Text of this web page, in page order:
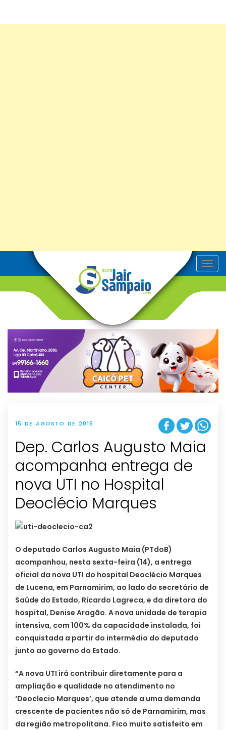
T
o
v
g
t
i
o
n
15 DE AGOSTO DE 2015
Dep. Carlos Augusto Maia
acompanha entrega de
nova UTI no Hospital
O deputado Carlos Augusto Maia (PTdoB)
acompanhou, nesta sexta-feira (14), a entrega
oficial da nova UTI do hospital Deoclécio Marques
de Lucena, em Parnamirim, ao lado do secretário de
Saúde do Estado, Ricardo Lagreca, e da diretora do
hospital, Denise Aragão. A nova unidade de terapia
intensiva, com 100% da capacidade instalada, foi
conquistada a partir do intermédio do deputado
junto ao governo do Estado.
“A nova UTI irá contribuir diretamente para a
ampliação e qualidade no atendimento no
‘Deoclecio Marques’, que atende a uma demanda
crescente de pacientes não só de Parnamirim, mas
da região metropolitana. Fico muito satisfeito em